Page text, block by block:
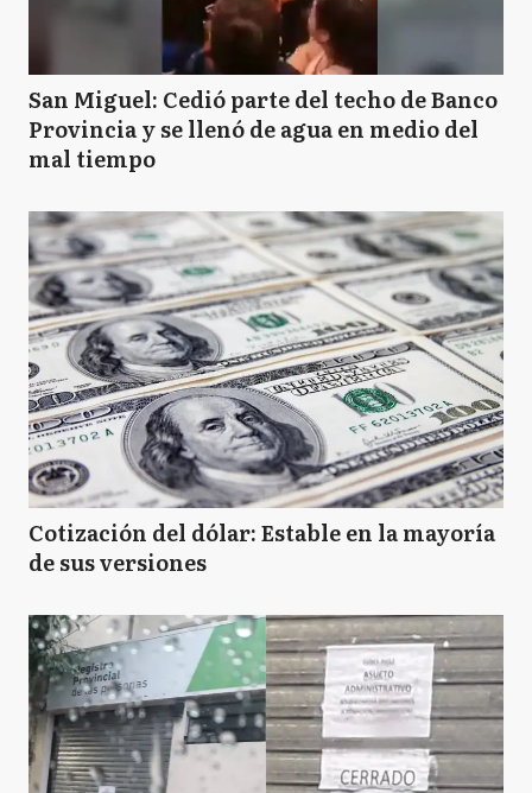
BJ Benito Juarez
B Berisso
B Bolívar
B Bragado
B Brandsen
C Campana
San Miguel: Cedió parte del techo de Banco
Provincia y se llenó de agua en medio del
mal tiempo
Cotización del dólar: Estable en la mayoría
de sus versiones